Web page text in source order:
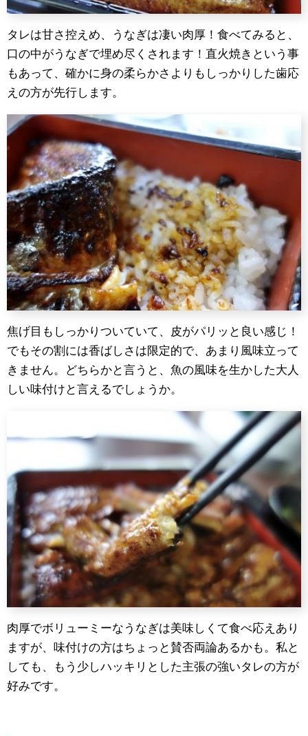
タレは甘さ控えめ、うなぎは凄い肉厚！食べてみると、
口の中がうなぎで埋め尽くされます！直火焼きという事
もあって、確かに身の柔らかさよりもしっかりした歯応
えの方が先行します。
焦げ目もしっかりついていて、皮がパリッと良い感じ！
でもその割には香ばしさは限定的で、あまり風味立って
きません。どちらかと言うと、魚の風味を生かした大人
しい味付けと言えるでしょうか。
肉厚でボリューミーなうなぎは美味しくて食べ応えあり
ますが、味付けの方はちょっと賛否両論あるかも。私と
しても、もう少しハッキリとした主張の強いタレの方が
好みです。